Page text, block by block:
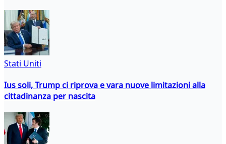
Stati Uniti
Ius soli, Trump ci riprova e vara nuove limitazioni alla
cittadinanza per nascita